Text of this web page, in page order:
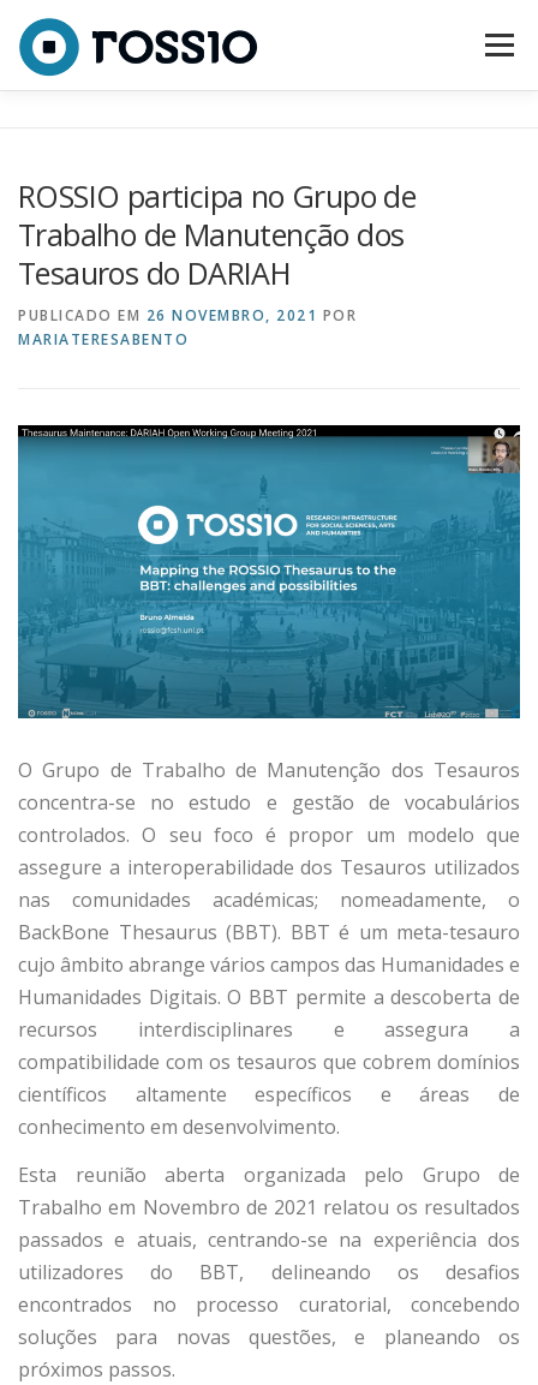
Menu
NOTÍCIAS CONTACTOS
ROSSIO participa no Grupo de
Trabalho de Manutenção dos
Tesauros do DARIAH
PUBLICADO EM 26 NOVEMBRO, 2021 POR
MARIATERESABENTO
O Grupo de Trabalho de Manutenção dos Tesauros
concentra-se no estudo e gestão de vocabulários
controlados. O seu foco é propor um modelo que
assegure a interoperabilidade dos Tesauros utilizados
nas comunidades académicas; nomeadamente, o
BackBone Thesaurus (BBT). BBT é um meta-tesauro
cujo âmbito abrange vários campos das Humanidades e
Humanidades Digitais. O BBT permite a descoberta de
recursos interdisciplinares e assegura a
compatibilidade com os tesauros que cobrem domínios
científicos altamente específicos e áreas de
conhecimento em desenvolvimento.
Esta reunião aberta organizada pelo Grupo de
Trabalho em Novembro de 2021 relatou os resultados
passados e atuais, centrando-se na experiência dos
utilizadores do BBT, delineando os desafios
encontrados no processo curatorial, concebendo
soluções para novas questões, e planeando os
próximos passos.